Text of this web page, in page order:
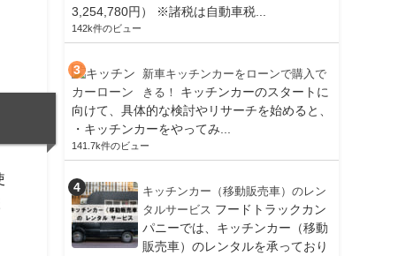
3,254,780円） ※諸税は自動車税...
142k件のビュー
新車キッチンカーをローンで購入で
きる！
キッチンカーのスタートに
向けて、具体的な検討やリサーチを始めると、
・キッチンカーをやってみ...
141.7k件のビュー
キッチンカー（移動販売車）のレン
タルサービス フードトラックカン
パニーでは、キッチンカー（移動
販売車）のレンタルを承っており